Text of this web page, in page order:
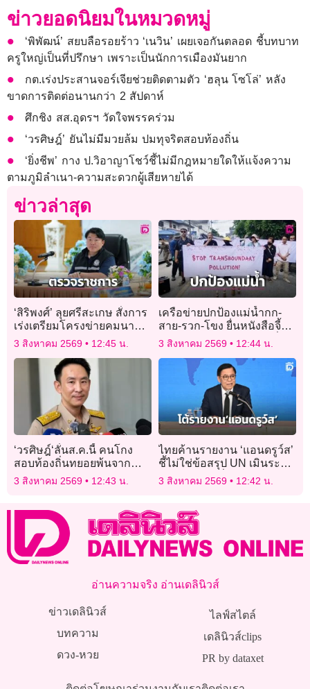
ข่าวยอดนิยมในหมวดหมู่
‘พิพัฒน์’ สยบลือรอยร้าว ‘เนวิน’ เผยเจอกันตลอด ชี้บทบาท
ครูใหญ่เป็นที่ปรึกษา เพราะเป็นนักการเมืองมันยาก
กต.เร่งประสานจอร์เจียช่วยติดตามตัว ‘ฮลุน โซโล่’ หลัง
ขาดการติดต่อนานกว่า 2 สัปดาห์
ศึกชิง สส.อุดรฯ วัดใจพรรคร่วม
‘วรศิษฎ์’ ยันไม่มีมวยล้ม ปมทุจริตสอบท้องถิ่น
‘ยิ่งชีพ’ กาง ป.วิอาญาโชว์ชี้ไม่มีกฎหมายใดให้แจ้งความ
ตามภูมิลำเนา-ความสะดวกผู้เสียหายได้
ข่าวล่าสุด
‘สิริพงศ์’ ลุยศรีสะเกษ สั่งการ
เร่งเตรียมโครงข่ายคมนาคม
รองรับเปิดด่านชายแดน ชู
3 สิงหาคม 2569 12:45 น.
เครือข่ายปกป้องแม่น้ำกก-
สาย-รวก-โขง ยื่นหนังสือจี้
เมียนมาหยุดเหมืองแร่ หวั่น
3 สิงหาคม 2569 12:44 น.
‘วรศิษฎ์‘ลั่นส.ค.นี้ คนโกง
สอบท้องถิ่นทยอยพ้นจาก
ราชการ -เรียกเงินเดือนคืน
3 สิงหาคม 2569 12:43 น.
ไทยค้านรายงาน ‘แอนดรูว์ส’
ชี้ไม่ใช่ข้อสรุป UN เมินระบุ
ความสูญเสียฝั่งไทยถูก
3 สิงหาคม 2569 12:42 น.
อ่านความจริง อ่านเดลินิวส์
ข่าวเดลินิวส์
บทความ
ดวง-หวย
ไลฟ์สไตล์
เดลินิวส์clips
PR by dataxet